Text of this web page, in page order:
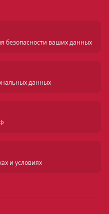
безопасности ваших данных
данных
и условиях